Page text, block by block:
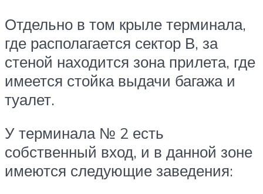
Отдельно в том крыле терминала,
где располагается сектор В, за
стеной находится зона прилета, где
имеется стойка выдачи багажа и
туалет.
У терминала № 2 есть
собственный вход, и в данной зоне
имеются следующие заведения: